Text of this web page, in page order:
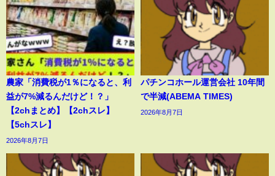
農家「消費税が1％になると、利
益が7%減るんだけど！？」
【2chまとめ】【2chスレ】
【5chスレ】
2026年8月7日
パチンコホール運営会社 10年間
で半減(ABEMA TIMES)
2026年8月7日